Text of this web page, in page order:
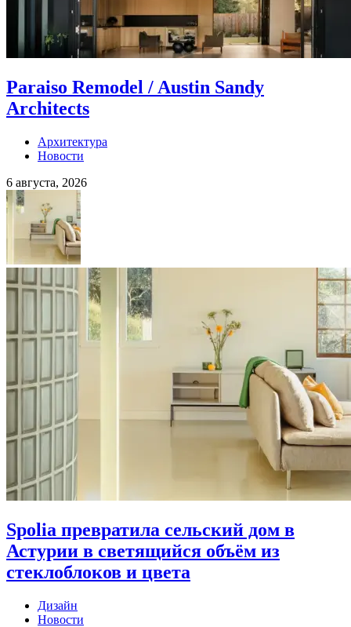
Paraiso Remodel / Austin Sandy
Architects
Архитектура
Новости
6 августа, 2026
Spolia превратила сельский дом в
Астурии в светящийся объём из
стеклоблоков и цвета
Дизайн
Новости